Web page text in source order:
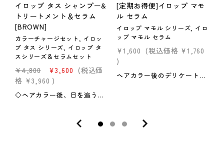
イロップ タス シャンプー&
トリートメント＆セラム
[BROWN]
カラーチャージセット, イロッ
プ タス シリーズ, イロップ タ
スシリーズ＆セラムセット
¥4,800 ¥3,600 (税込価
格 ¥3,960 )
◇ヘアカラー後、日を追うごとに抜けてしまう色をチャージ。髪をケアしながら美しい髪色を長持ちさせます。ブリーチしていないカラーヘアにもお使い頂けます。普段お使いのシャンプー・トリートメントと置き換えてご使用ください。◇イロップマモルセラムは、ヘアカラー後のデリケートな髪をケアするミルクタイプのアウトバストリートメント。ヘアカラー後の色落ちとダメージを抑制し、指通りなめらかな髪に導きます。◇髪色ケア診断により、一人ひとりの髪色に合わせて使用スケジュールをパーソナライズ提案します。内容量：100ml（シャンプー）/160g（トリートメント）/40ml（セラム）■定期商品について ・回数にかかわらず、休止・解約が可能です。 ・髪色が変わったときは、マイページから次回のお届け商品を変更できます。 ※通常購入商品をお求めの方は【こちら】から
[定期お得便]イロップ マモ
ル セラム
イロップ マモル シリーズ, イロ
ップ マモル セラム
¥1,600 (税込価格 ¥1,760
)
ヘアカラー後のデリケートな髪をケアするミルクタイプのアウトバストリートメント。 ヘアカラー後の色落ちとダメージを抑制し、指通りなめらかな髪に導きます。 ＜内容量＞40ml ＜特徴＞●カラー長持ち処方*1褪色抑制効果により、染めたての美しい髪色を保ちます。*1 タウリン&テアニン：毛髪を引き締める、酒石酸：pHコントロールによってダメージを抑制●潤い成分はちみつ配合カラー後のパサつきを抑え、指通りなめらかな仕上がりに。●補修ミルク設計ヘアカラーのダメージを受けた毛髪内部まで浸透するミルクタイプ。＜使い方＞ヘアカラー後から毎日ご使用ください。洗髪し、タオルドライした後、少量ずつ手に取り髪全体に均一になじませ、乾かします。 ■定期商品について ・回数にかかわらず、休止・解約が可能です。 ※通常購入商品をお求めの方は【こちら】から